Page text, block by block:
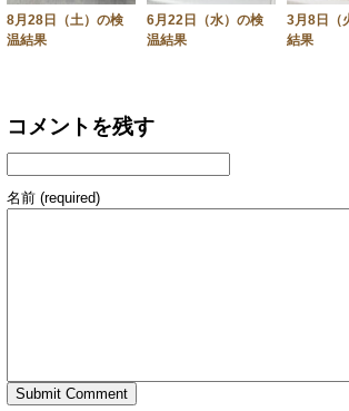
8月28日（土）の検
温結果
6月22日（水）の検
温結果
3月8日（
結果
コメントを残す
名前 (required)